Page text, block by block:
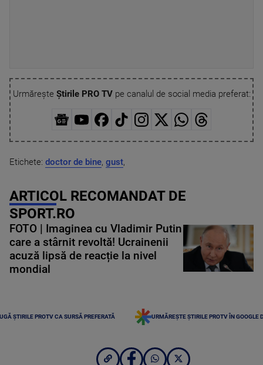
Urmărește Știrile PRO TVpe canalul de social media preferat:
Etichete: doctor de bine, gust,
ARTICOL RECOMANDAT DE
SPORT.RO
FOTO | Imaginea cu Vladimir Putin
care a stârnit revoltă! Ucrainenii
acuză lipsă de reacție la nivel
mondial
ȘTIRILE PROTV CA SURSĂ PREFERATĂ URMĂREȘTE ȘTIRILE PROTV ÎN GOOGLE